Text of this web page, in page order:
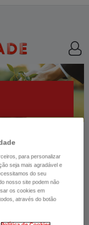
aims to
to
positively
para personalizar
seja mais agradável e
do seu
nosso site podem não
os cookies em
através do botão